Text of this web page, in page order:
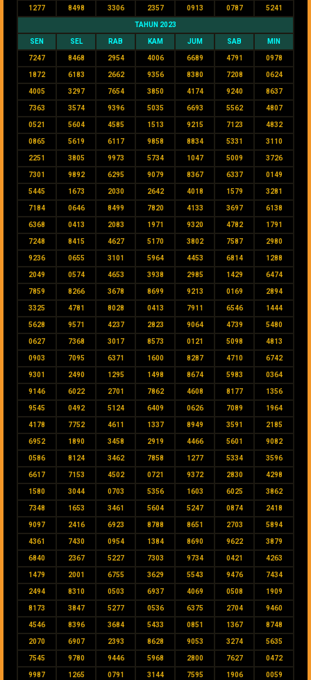
1277 8498 3306 2357 0913 0787 5241
TAHUN 2023
SEN SEL RAB KAM JUM SAB MIN
7247 8468 2954 4006 6689 4791 0978
1872 6183 2662 9356 8380 7208 0624
4005 3297 7654 3850 4174 9240 8637
7363 3574 9396 5035 6693 5562 4807
0521 5604 4585 1513 9215 7123 4832
0865 5619 6117 9858 8834 5331 3110
2251 3805 9973 5734 1047 5009 3726
7301 9892 6295 9079 8367 6337 0149
5445 1673 2030 2642 4018 1579 3281
7184 0646 8499 7820 4133 3697 6138
6368 0413 2083 1971 9320 4782 1791
7248 8415 4627 5170 3802 7587 2980
9236 0655 3101 5964 4453 6814 1288
2049 0574 4653 3938 2985 1429 6474
7859 8266 3678 8699 9213 0169 2894
3325 4781 8028 0413 7911 6546 1444
5628 9571 4237 2823 9064 4739 5480
0627 7368 3017 8573 0121 5098 4813
0903 7095 6371 1600 8287 4710 6742
9301 2490 1295 1498 8674 5983 0364
9146 6022 2701 7862 4608 8177 1356
9545 0492 5124 6409 0626 7089 1964
4178 7752 4611 1337 8949 3591 2185
6952 1890 3458 2919 4466 5601 9082
0586 8124 3462 7858 1277 5334 3596
6617 7153 4502 0721 9372 2830 4298
1580 3044 0703 5356 1603 6025 3862
7348 1653 3461 5604 5247 0874 2418
9097 2416 6923 8788 8651 2703 5894
4361 7430 0954 1384 8690 9622 3879
6840 2367 5227 7303 9734 0421 4263
1479 2001 6755 3629 5543 9476 7434
2494 8310 0503 6937 4069 0508 1909
8173 3847 5277 0536 6375 2704 9460
4546 8396 3684 5433 0851 1367 8748
2070 6907 2393 8628 9053 3274 5635
7545 9780 9446 5968 2800 7627 0472
9987 1265 0791 3144 7595 1906 0059